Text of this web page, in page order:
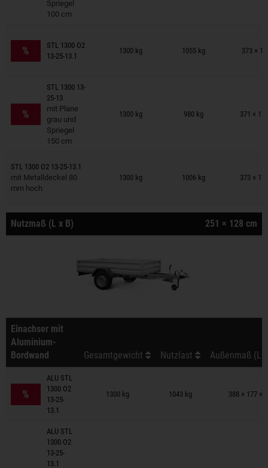
Spriegel
100 cm
%
STL 1300 O2
13-25-13.1
1300 kg 1055 kg 373 ×
Anhänger auf Merkzettel
%
STL 1300 13-
25-13
mit Plane
grau und
Spriegel
150 cm
1300 kg 980 kg 371 ×
Anhänger auf Merkzettel
STL 1300 O2 13-25-13.1
mit Metalldeckel 80
mm hoch
1300 kg 1006 kg 373 ×
Anhänger auf Merkzettel
Nutzmaß (L x B) 251 × 128 cm
Einachser mit
Aluminium-
Bordwand
Gesamtgewicht Nutzlast Außenmaß (L
%
ALU STL
1300 O2
13-25-
13.1
1300 kg 1043 kg 388 × 177 ×
Anhänger auf Merkzettel
ALU STL
1300 O2
13-25-
13.1